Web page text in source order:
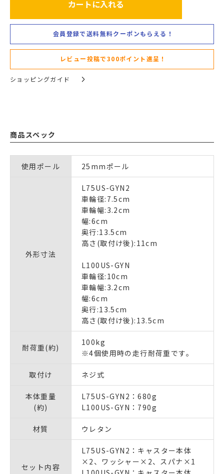
カートに入れる
会員登録で送料無料クーポンもらえる！
レビュー投稿で300ポイント進呈！
ショッピングガイド
商品スペック
使用ポール 25mmポール
外形寸法
L75US-GYN2
車輪径:7.5cm
車輪幅:3.2cm
幅:6cm
奥行:13.5cm
高さ(取付け後):11cm
L100US-GYN
車輪径:10cm
車輪幅:3.2cm
幅:6cm
奥行:13.5cm
高さ(取付け後):13.5cm
耐荷重(約)
100kg
※4個使用時の走行耐荷重です。
取付け ネジ式
本体重量
(約)
L75US-GYN2：680g
L100US-GYN：790g
材質 ウレタン
セット内容
L75US-GYN2：キャスター本体
×2、ワッシャー×2、スパナ×1